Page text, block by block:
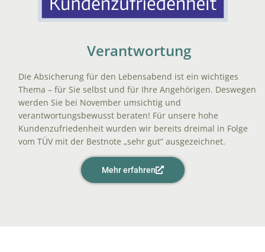
Verantwortung
Die Absicherung für den Lebensabend ist ein wichtiges
Thema – für Sie selbst und für Ihre Angehörigen. Deswegen
werden Sie bei November umsichtig und
verantwortungsbewusst beraten! Für unsere hohe
Kundenzufriedenheit wurden wir bereits dreimal in Folge
vom TÜV mit der Bestnote „sehr gut“ ausgezeichnet.
Mehr erfahren